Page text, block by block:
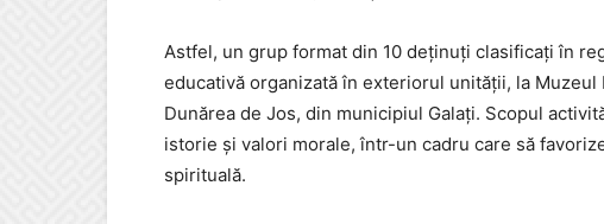
Astfel, un grup format din 10 deținuți clasificați în
educativă organizată în exteriorul unității, la
Dunărea de Jos, din municipiul Galați. Scopul
istorie și valori morale, într-un cadru care să
spirituală.